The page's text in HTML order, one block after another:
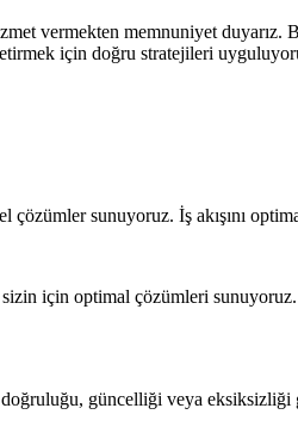
vermekten memnuniyet
için doğru stratejileri
sunuyoruz. İş akışını
için optimal çözümleri sunuyoruz.
güncelliği veya